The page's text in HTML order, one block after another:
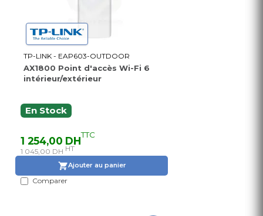
TP-LINK - EAP603-OUTDOOR
AX1800 Point d'accès Wi-Fi 6
intérieur/extérieur
En Stock
1 254,00 DHTTC
1 045,00 DH HT
Ajouter au panier
Comparer